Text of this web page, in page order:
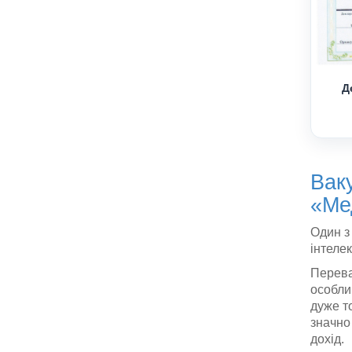
Один з
дуже
дохід.